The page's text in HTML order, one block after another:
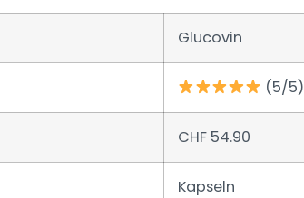
Glucovin
(5/5)
CHF 54.90
Kapseln